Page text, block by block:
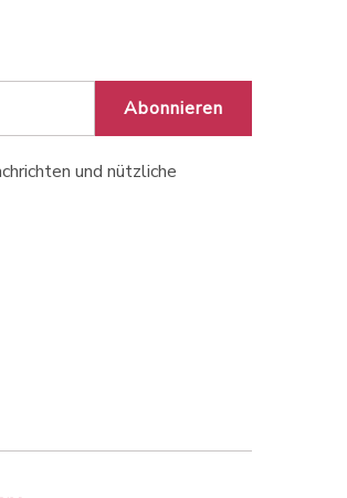
Abonnieren
und nützliche